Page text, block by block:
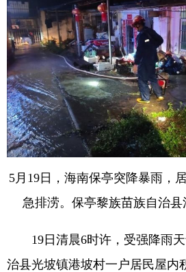
5月19日，海南保亭突降暴雨，
急排涝。保亭黎族苗族自治县
19日清晨6时许，受强降雨天
治县光坡镇港坡村一户居民屋内